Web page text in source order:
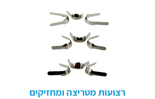
רצועות מטריצה ומחזיקים